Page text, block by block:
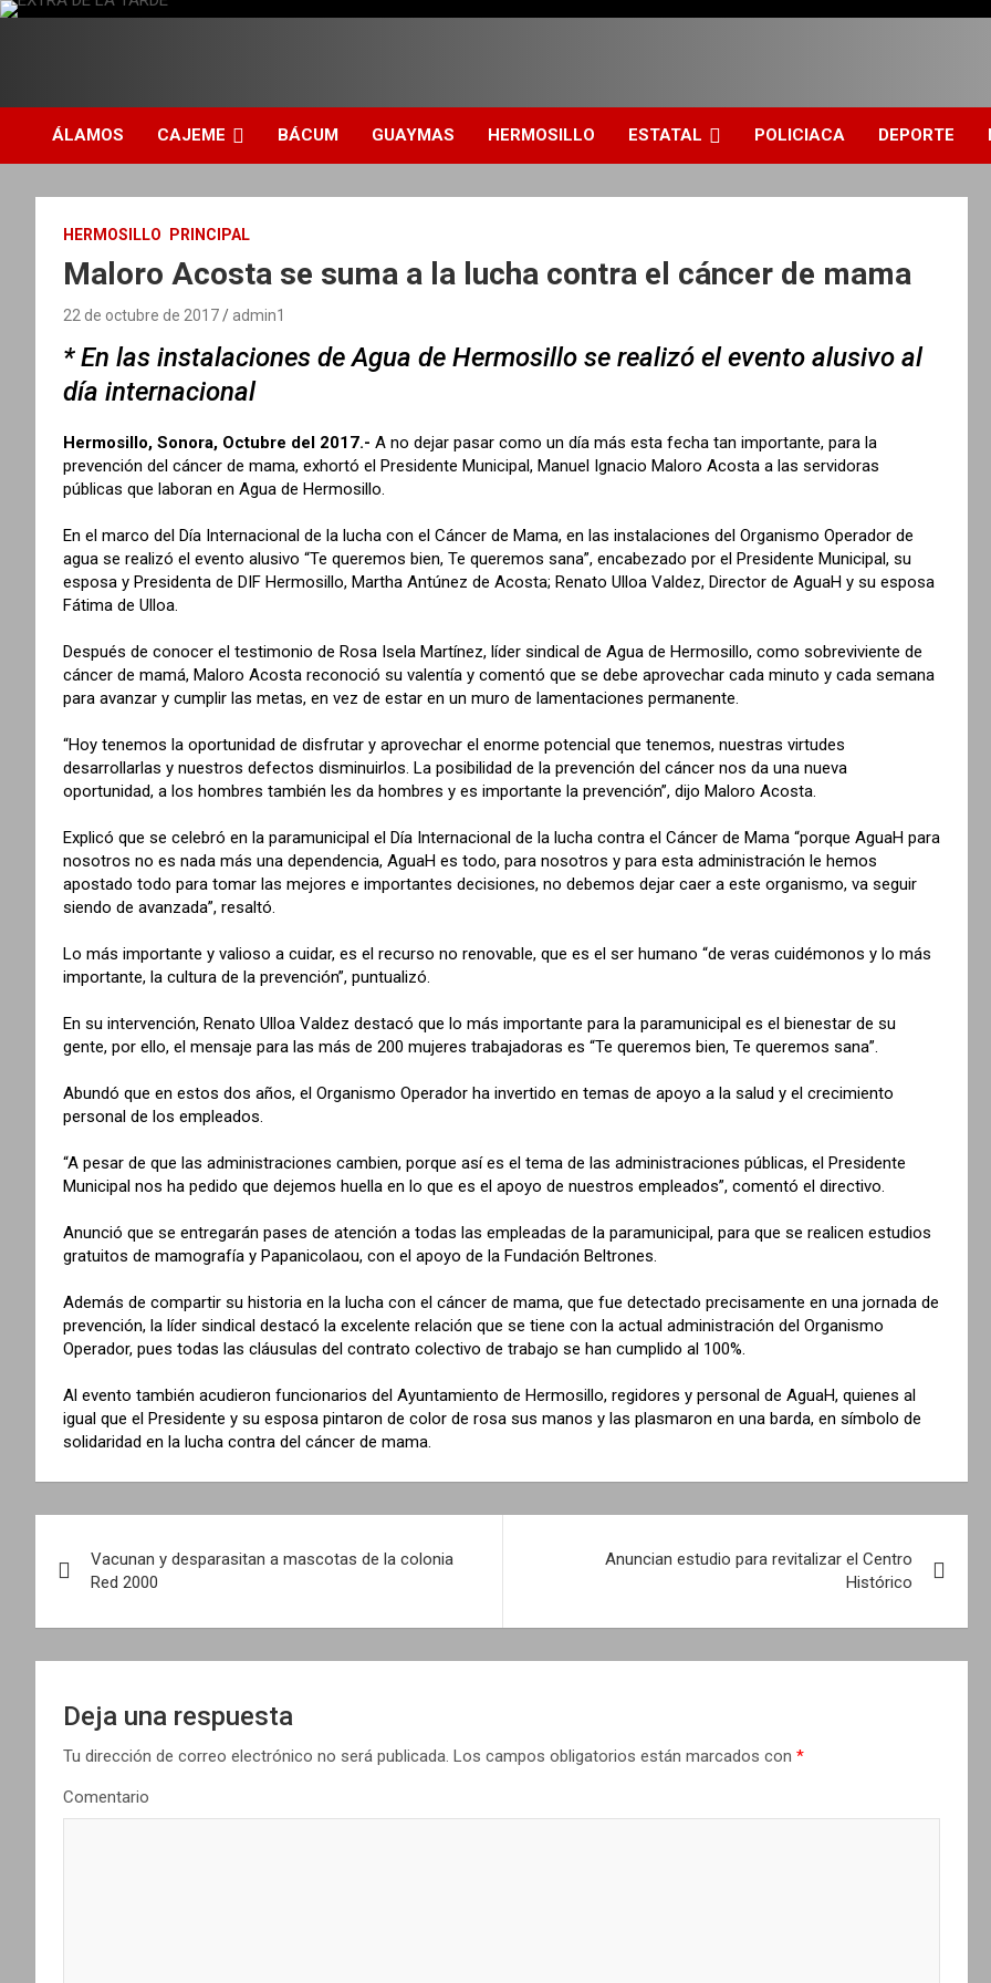
S
a
ÁLAMOS CAJEME BÁCUM GUAYMAS HERMOSILLO ESTATAL POLICIACA DEPORTE
HERMOSILLO PRINCIPAL
Maloro Acosta se suma a la lucha contra el cáncer de mama
22 de octubre de 2017 admin1
* En las instalaciones de Agua de Hermosillo se realizó el evento alusivo al
día internacional
Hermosillo, Sonora, Octubre del 2017.- A no dejar pasar como un día más esta fecha tan importante, para la
prevención del cáncer de mama, exhortó el Presidente Municipal, Manuel Ignacio Maloro Acosta a las servidoras
públicas que laboran en Agua de Hermosillo.
En el marco del Día Internacional de la lucha con el Cáncer de Mama, en las instalaciones del Organismo Operador de
agua se realizó el evento alusivo “Te queremos bien, Te queremos sana”, encabezado por el Presidente Municipal, su
esposa y Presidenta de DIF Hermosillo, Martha Antúnez de Acosta; Renato Ulloa Valdez, Director de AguaH y su esposa
Fátima de Ulloa.
Después de conocer el testimonio de Rosa Isela Martínez, líder sindical de Agua de Hermosillo, como sobreviviente de
cáncer de mamá, Maloro Acosta reconoció su valentía y comentó que se debe aprovechar cada minuto y cada semana
para avanzar y cumplir las metas, en vez de estar en un muro de lamentaciones permanente.
“Hoy tenemos la oportunidad de disfrutar y aprovechar el enorme potencial que tenemos, nuestras virtudes
desarrollarlas y nuestros defectos disminuirlos. La posibilidad de la prevención del cáncer nos da una nueva
oportunidad, a los hombres también les da hombres y es importante la prevención”, dijo Maloro Acosta.
Explicó que se celebró en la paramunicipal el Día Internacional de la lucha contra el Cáncer de Mama “porque AguaH para
nosotros no es nada más una dependencia, AguaH es todo, para nosotros y para esta administración le hemos
apostado todo para tomar las mejores e importantes decisiones, no debemos dejar caer a este organismo, va seguir
siendo de avanzada”, resaltó.
Lo más importante y valioso a cuidar, es el recurso no renovable, que es el ser humano “de veras cuidémonos y lo más
importante, la cultura de la prevención”, puntualizó.
En su intervención, Renato Ulloa Valdez destacó que lo más importante para la paramunicipal es el bienestar de su
gente, por ello, el mensaje para las más de 200 mujeres trabajadoras es “Te queremos bien, Te queremos sana”.
Abundó que en estos dos años, el Organismo Operador ha invertido en temas de apoyo a la salud y el crecimiento
personal de los empleados.
“A pesar de que las administraciones cambien, porque así es el tema de las administraciones públicas, el Presidente
Municipal nos ha pedido que dejemos huella en lo que es el apoyo de nuestros empleados”, comentó el directivo.
Anunció que se entregarán pases de atención a todas las empleadas de la paramunicipal, para que se realicen estudios
gratuitos de mamografía y Papanicolaou, con el apoyo de la Fundación Beltrones.
Además de compartir su historia en la lucha con el cáncer de mama, que fue detectado precisamente en una jornada de
prevención, la líder sindical destacó la excelente relación que se tiene con la actual administración del Organismo
Operador, pues todas las cláusulas del contrato colectivo de trabajo se han cumplido al 100%.
Al evento también acudieron funcionarios del Ayuntamiento de Hermosillo, regidores y personal de AguaH, quienes al
igual que el Presidente y su esposa pintaron de color de rosa sus manos y las plasmaron en una barda, en símbolo de
solidaridad en la lucha contra del cáncer de mama.
v
e
Vacunan y desparasitan a mascotas de la colonia
Red 2000
Anuncian estudio para revitalizar el Centro
Histórico
Deja una respuesta
Tu dirección de correo electrónico no será publicada. Los campos obligatorios están marcados con *
Comentario